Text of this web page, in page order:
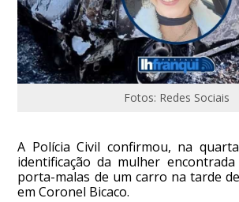
Fotos: Redes Sociais
A Polícia Civil confirmou, na
identificação da mulher
porta-malas de um carro na tarde
em Coronel Bicaco.